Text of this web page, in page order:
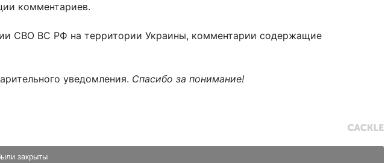
комментариев.
СВО ВС РФ на территории Украины, комментарии содержащие
уведомления. Спасибо за понимание!
закрыты